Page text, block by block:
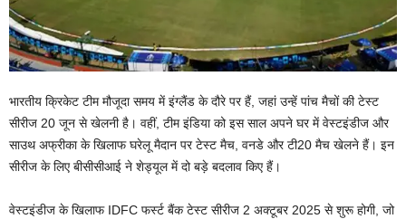
भारतीय क्रिकेट टीम मौजूदा समय में इंग्लैंड के दौरे पर हैं, जहां उन्हें पांच मैचों की टेस्ट
सीरीज 20 जून से खेलनी है। वहीं, टीम इंडिया को इस साल अपने घर में वेस्टइंडीज और
साउथ अफ्रीका के खिलाफ घरेलू मैदान पर टेस्ट मैच, वनडे और टी20 मैच खेलने हैं। इन
सीरीज के लिए बीसीसीआई ने शेड्यूल में दो बड़े बदलाव किए हैं।
वेस्टइंडीज के खिलाफ IDFC फर्स्ट बैंक टेस्ट सीरीज 2 अक्टूबर 2025 से शुरू होगी, जो